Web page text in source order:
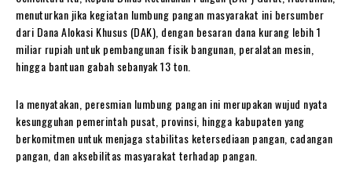
menuturkan jika kegiatan lumbung pangan masyarakat ini bersumber
dari Dana Alokasi Khusus (DAK), dengan besaran dana kurang lebih 1
miliar rupiah untuk pembangunan fisik bangunan, peralatan mesin,
hingga bantuan gabah sebanyak 13 ton.
Ia menyatakan, peresmian lumbung pangan ini merupakan wujud nyata
kesungguhan pemerintah pusat, provinsi, hingga kabupaten yang
berkomitmen untuk menjaga stabilitas ketersediaan pangan, cadangan
pangan, dan aksebilitas masyarakat terhadap pangan.